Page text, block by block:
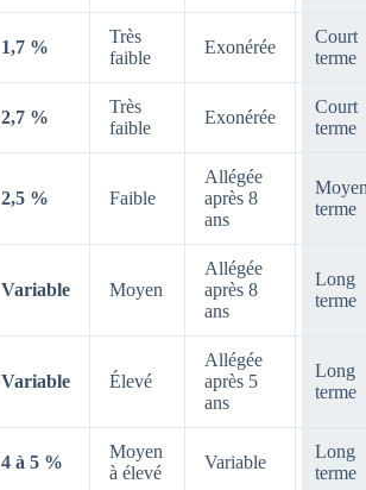
1,7 %
Très
faible
Exonérée
Court
terme
2,7 %
Très
faible
Exonérée
Court
terme
2,5 % Faible
Allégée
après 8
ans
terme
Variable Moyen
Allégée
après 8
ans
Long
terme
Variable Élevé
Allégée
après 5
ans
Long
terme
4 à 5 %
Moyen
à élevé
Variable
Long
terme